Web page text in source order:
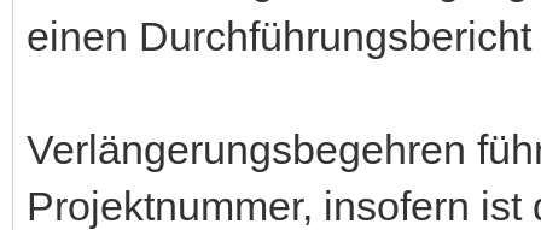
einen
Verlängerungsbegehren
Projektnummer, insofern